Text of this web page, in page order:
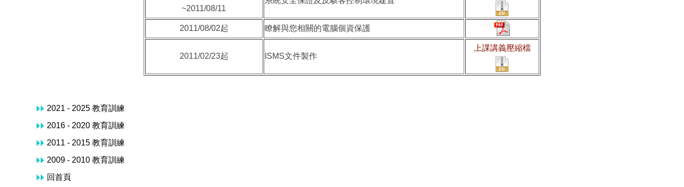
~2011/08/11
2011/08/02起 瞭解與您相關的電腦個資保護
2011/02/23起 ISMS文件製作
上課講義壓縮檔
2021 - 2025 教育訓練
2016 - 2020 教育訓練
2011 - 2015 教育訓練
2009 - 2010 教育訓練
回首頁